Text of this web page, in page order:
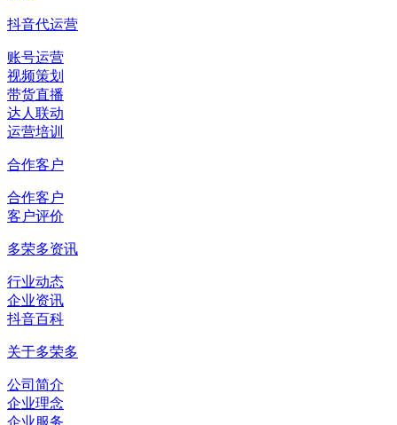
抖音代运营
账号运营
视频策划
带货直播
达人联动
运营培训
合作客户
合作客户
客户评价
多荣多资讯
行业动态
企业资讯
抖音百科
关于多荣多
公司简介
企业理念
企业服务